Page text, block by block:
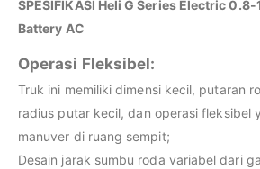
SPESIFIKASI Heli G Series Electric
Battery AC
Operasi Fleksibel:
Truk ini memiliki dimensi kecil, putaran
radius putar kecil, dan operasi fleksibel
manuver di ruang sempit;
Desain jarak sumbu roda variabel dari